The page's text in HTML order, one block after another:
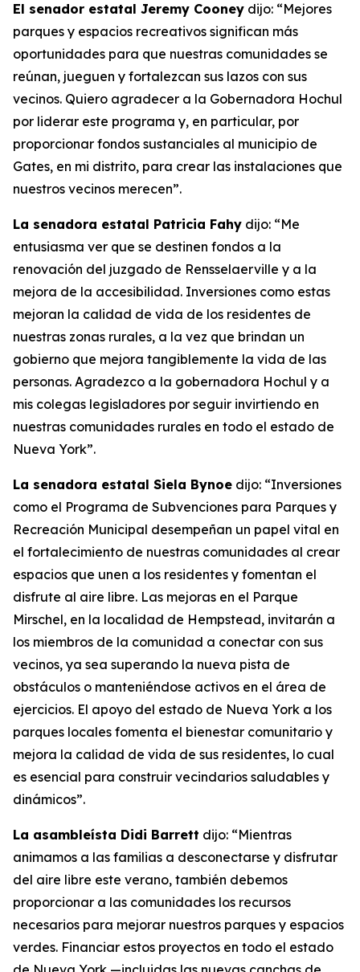
El senador estatal Jeremy Cooney dijo: “Mejores
parques y espacios recreativos significan más
oportunidades para que nuestras comunidades se
reúnan, jueguen y fortalezcan sus lazos con sus
vecinos. Quiero agradecer a la Gobernadora Hochul
por liderar este programa y, en particular, por
proporcionar fondos sustanciales al municipio de
Gates, en mi distrito, para crear las instalaciones que
nuestros vecinos merecen”.
La senadora estatal Patricia Fahy dijo: “Me
entusiasma ver que se destinen fondos a la
renovación del juzgado de Rensselaerville y a la
mejora de la accesibilidad. Inversiones como estas
mejoran la calidad de vida de los residentes de
nuestras zonas rurales, a la vez que brindan un
gobierno que mejora tangiblemente la vida de las
personas. Agradezco a la gobernadora Hochul y a
mis colegas legisladores por seguir invirtiendo en
nuestras comunidades rurales en todo el estado de
Nueva York”.
La senadora estatal Siela Bynoe dijo: “Inversiones
como el Programa de Subvenciones para Parques y
Recreación Municipal desempeñan un papel vital en
el fortalecimiento de nuestras comunidades al crear
espacios que unen a los residentes y fomentan el
disfrute al aire libre. Las mejoras en el Parque
Mirschel, en la localidad de Hempstead, invitarán a
los miembros de la comunidad a conectar con sus
vecinos, ya sea superando la nueva pista de
obstáculos o manteniéndose activos en el área de
ejercicios. El apoyo del estado de Nueva York a los
parques locales fomenta el bienestar comunitario y
mejora la calidad de vida de sus residentes, lo cual
es esencial para construir vecindarios saludables y
dinámicos”.
La asambleísta Didi Barrett dijo: “Mientras
animamos a las familias a desconectarse y disfrutar
del aire libre este verano, también debemos
proporcionar a las comunidades los recursos
necesarios para mejorar nuestros parques y espacios
verdes. Financiar estos proyectos en todo el estado